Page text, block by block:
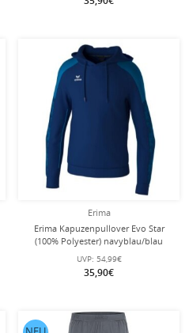
Erima
Erima Kapuzenpullover Evo Star
(100% Polyester) navyblau/blau
Kinder
UVP: 54,99€
35,90€